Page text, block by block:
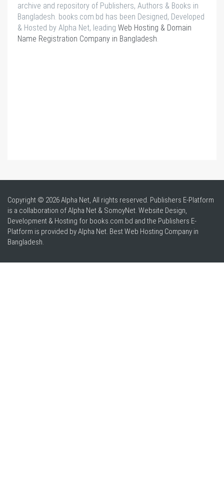
archive and repository of Publishers, Authors & Books in
Bangladesh. books.com.bd has been Designed, Developed
& Hosted by Alpha Net, leading Web Hosting & Domain
Name Registration Company in Bangladesh.
Copyright © 2026 Alpha Net, All rights reserved. Publishers E-Platform
is a collaboration of Alpha Net & SomoyNet. Website Design,
Development & Hosting for books.com.bd and the Publishers E-
Platform is provided by Alpha Net. BestWeb Hosting Company in
Bangladesh.